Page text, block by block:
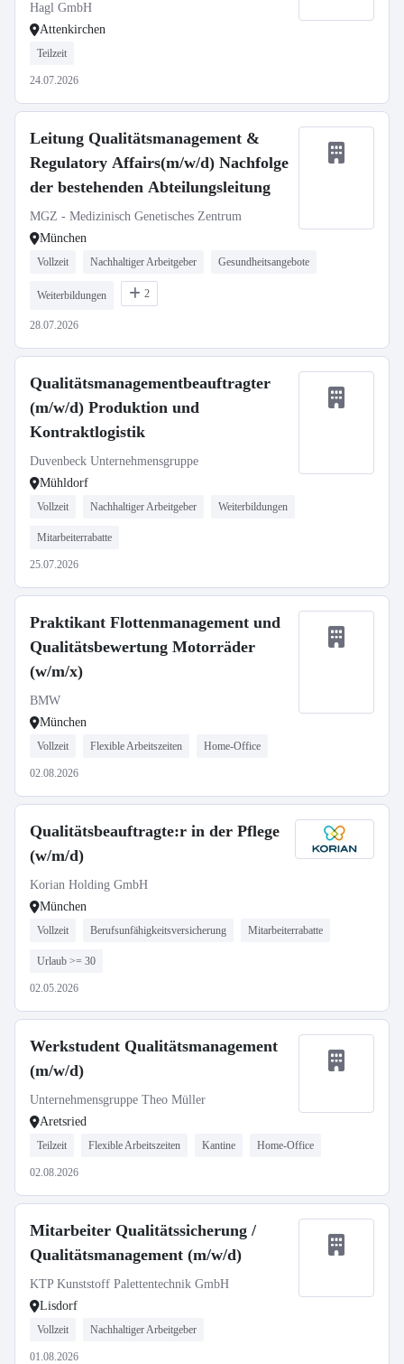
Hagl GmbH
Attenkirchen
Teilzeit
24.07.2026
Leitung Qualitätsmanagement &
Regulatory Affairs(m/w/d) Nachfolge
der bestehenden Abteilungsleitung
MGZ - Medizinisch Genetisches Zentrum
München
Vollzeit Nachhaltiger Arbeitgeber Gesundheitsangebote
Weiterbildungen 2
28.07.2026
Qualitätsmanagementbeauftragter
(m/w/d) Produktion und
Kontraktlogistik
Duvenbeck Unternehmensgruppe
Mühldorf
Vollzeit Nachhaltiger Arbeitgeber Weiterbildungen
Mitarbeiterrabatte
25.07.2026
Praktikant Flottenmanagement und
Qualitätsbewertung Motorräder
(w/m/x)
BMW
München
Vollzeit Flexible Arbeitszeiten Home-Office
02.08.2026
Qualitätsbeauftragte:r in der Pflege
(w/m/d)
Korian Holding GmbH
München
Vollzeit Berufsunfähigkeitsversicherung Mitarbeiterrabatte
Urlaub >= 30
02.05.2026
Werkstudent Qualitätsmanagement
(m/w/d)
Unternehmensgruppe Theo Müller
Aretsried
Teilzeit Flexible Arbeitszeiten Kantine Home-Office
02.08.2026
Mitarbeiter Qualitätssicherung /
Qualitätsmanagement (m/w/d)
KTP Kunststoff Palettentechnik GmbH
Lisdorf
Vollzeit Nachhaltiger Arbeitgeber
01.08.2026